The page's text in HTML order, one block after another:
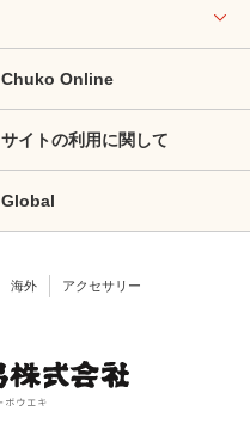
Chuko Online
サイトの利用に関して
Global
海外 アクセサリー